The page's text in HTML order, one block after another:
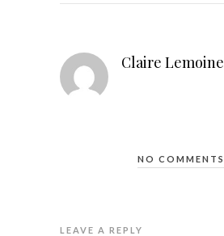
Claire Lemoine
NO COMMENTS
LEAVE A REPLY